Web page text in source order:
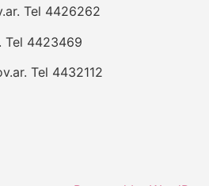
Tel 4426262
Tel 4423469
Tel 4432112